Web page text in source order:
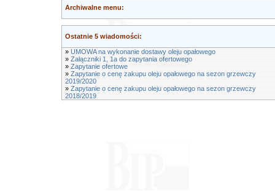
Archiwalne menu:
Ostatnie 5 wiadomości:
» UMOWA na wykonanie dostawy oleju opałowego
» Załączniki 1, 1a do zapytania ofertowego
» Zapytanie ofertowe
» Zapytanie o cenę zakupu oleju opałowego na sezon grzewczy
2019/2020
» Zapytanie o cenę zakupu oleju opałowego na sezon grzewczy
2018/2019